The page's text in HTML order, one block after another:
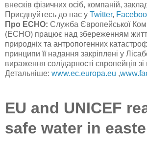
внесків фізичних осіб, компаній,
Приєднуйтесь до нас у Twitter,
Про ЕСНО: Служба Європейської
(ЕСНО) працює над збереженням
природніх та антропогенних
принципи її надання закріплені у
вираження солідарності європейців
Детальніше: www.ec.europa.eu ,
EU and UNICEF
safe water in